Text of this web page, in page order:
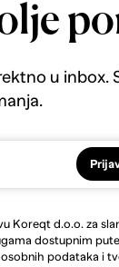
u inbox.
Koreqt d.o.o. za
dostupnim
podataka i